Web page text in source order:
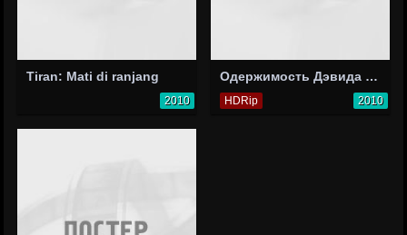
Tiran: Mati di ranjang
2010
Одержимость Дэвида О'Райли
HDRip 2010